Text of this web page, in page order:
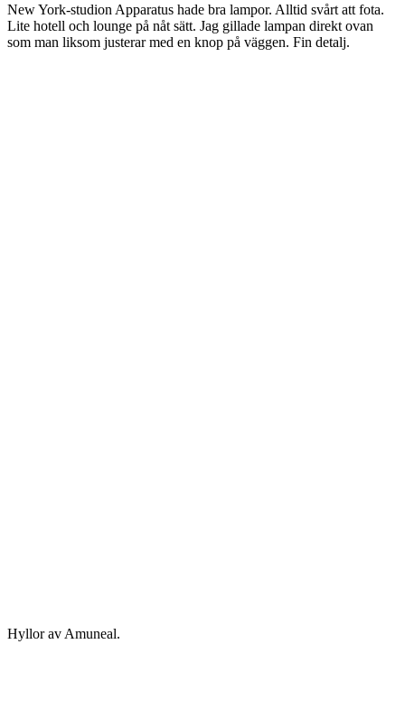
New York-studion Apparatus hade bra lampor. Alltid svårt att fota.
Lite hotell och lounge på nåt sätt. Jag gillade lampan direkt ovan
som man liksom justerar med en knop på väggen. Fin detalj.
Hyllor av Amuneal.